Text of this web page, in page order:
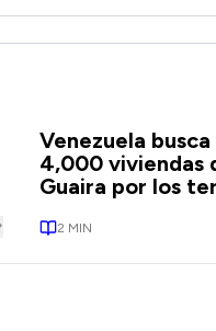
Venezuela
4,000 viviendas
Guaira por los
2 MIN